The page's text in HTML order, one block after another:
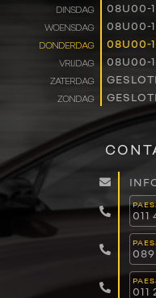
DINSDAG 08U00-
WOENSDAG 08U00-
DONDERDAG 08U00-
VRIJDAG 08U00-
ZATERDAG
ZONDAG
011
011